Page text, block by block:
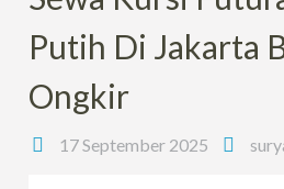
Putih Di Jakarta
Ongkir
17 September 2025